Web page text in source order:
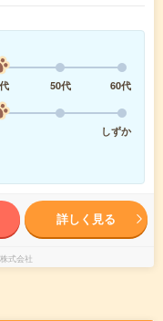
50代
60代
しずか
詳しく見る
式会社